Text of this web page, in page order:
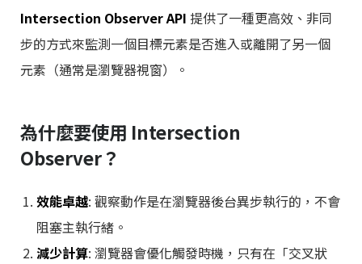
Intersection Observer API 提供了一種更高效、非同
步的方式來監測一個目標元素是否進入或離開了另一個
元素（通常是瀏覽器視窗）。
為什麼要使用 Intersection
Observer？
效能卓越: 觀察動作是在瀏覽器後台異步執行的，不會
阻塞主執行緒。
減少計算: 瀏覽器會優化觸發時機，只有在「交叉狀